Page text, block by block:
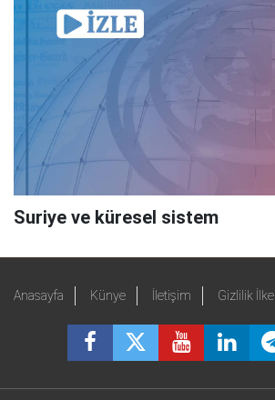
Suriye ve küresel sistem
Anasayfa Künye İletişim Gizlilik